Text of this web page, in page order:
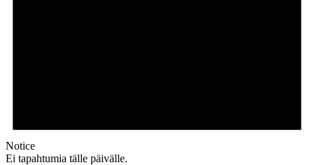
Notice
Ei tapahtumia tälle päivälle.